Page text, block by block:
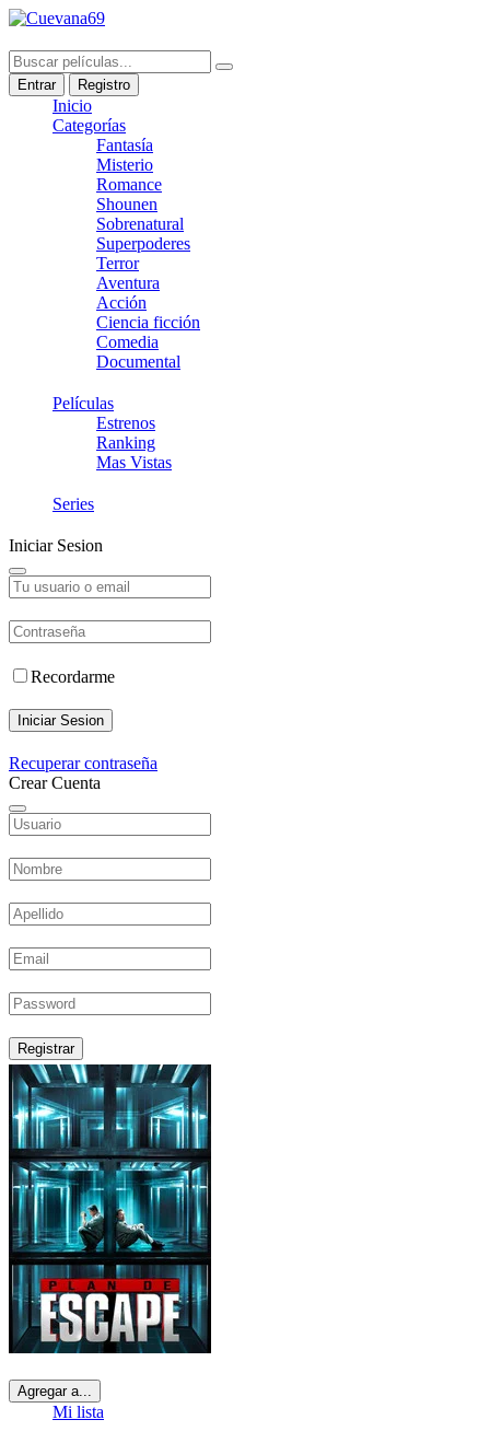
Entrar Registro
Inicio
Categorías
Fantasía
Misterio
Romance
Shounen
Sobrenatural
Superpoderes
Terror
Aventura
Acción
Ciencia ficción
Comedia
Documental
Películas
Estrenos
Ranking
Mas Vistas
Series
Iniciar Sesion
Recordarme
Iniciar Sesion
Recuperar contraseña
Crear Cuenta
Registrar
Agregar a...
Mi lista